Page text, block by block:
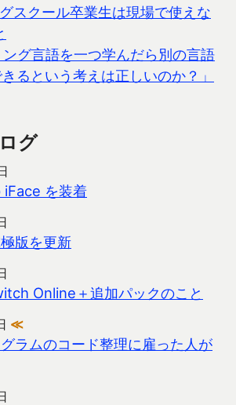
スクール卒業生は現場で使えな
ング言語を一つ学んだら別の言語
るという考えは正しいのか？」
グ
を装着
版を更新
Online＋追加パックのこと
≪
ラムのコード整理に雇った人が